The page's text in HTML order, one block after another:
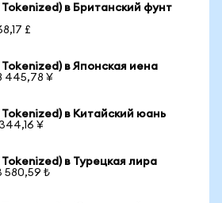
в Британский фунт
£
в Японская иена
445,78 ¥
Tokenized) в Китайский юань
¥
в Турецкая лира
580,59 ₺